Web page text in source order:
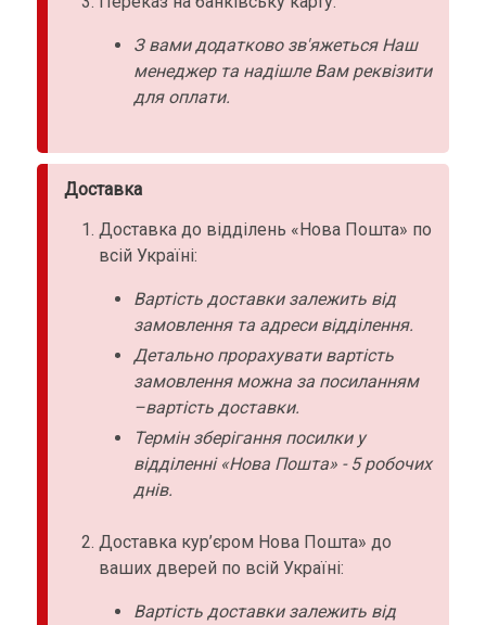
З вами додатково зв'яжеться Наш
менеджер та надішле Вам реквізити
для оплати.
Доставка
Доставка до відділень «Нова Пошта» по
всій Україні:
Вартість доставки залежить від
замовлення та адреси відділення.
Детально прорахувати вартість
замовлення можна за посиланням
–вартість доставки.
Термін зберігання посилки у
відділенні «Нова Пошта» - 5 робочих
днів.
Доставка кур’єром Нова Пошта» до
ваших дверей по всій Україні:
Вартість доставки залежить від